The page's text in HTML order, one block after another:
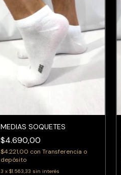
MEDIAS SOQUETES
$4.690,00
$4.221,00 con Transferencia o
depósito
3 x $1.563,33 sin interés